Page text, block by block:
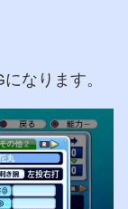
なります。